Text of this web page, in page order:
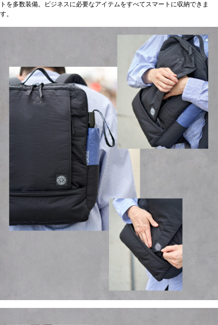
トを多数装備。ビジネスに必要なアイテムをすべてスマートに収納できま
す。